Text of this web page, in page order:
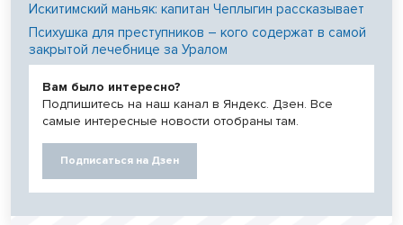
Искитимский маньяк: капитан Чеплыгин рассказывает
Психушка для преступников – кого содержат в самой
закрытой лечебнице за Уралом
Вам было интересно?
Подпишитесь на наш канал в Яндекс. Дзен. Все
самые интересные новости отобраны там.
Подписаться на Дзен